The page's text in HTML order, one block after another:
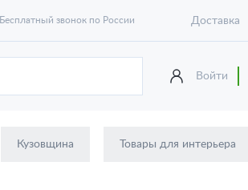
Бесплатный звонок по России Доставка
Войти
Кузовщина Товары для интерьера